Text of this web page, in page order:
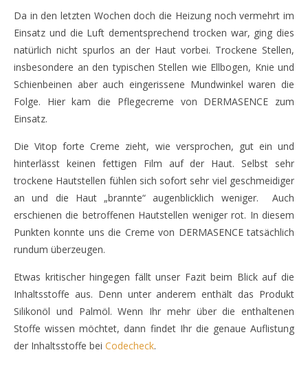
Da in den letzten Wochen doch die Heizung noch vermehrt im
Einsatz und die Luft dementsprechend trocken war, ging dies
natürlich nicht spurlos an der Haut vorbei. Trockene Stellen,
insbesondere an den typischen Stellen wie Ellbogen, Knie und
Schienbeinen aber auch eingerissene Mundwinkel waren die
Folge. Hier kam die Pflegecreme von DERMASENCE zum
Einsatz.
Die Vitop forte Creme zieht, wie versprochen, gut ein und
hinterlässt keinen fettigen Film auf der Haut. Selbst sehr
trockene Hautstellen fühlen sich sofort sehr viel geschmeidiger
an und die Haut „brannte“ augenblicklich weniger. Auch
erschienen die betroffenen Hautstellen weniger rot. In diesem
Punkten konnte uns die Creme von DERMASENCE tatsächlich
rundum überzeugen.
Etwas kritischer hingegen fällt unser Fazit beim Blick auf die
Inhaltsstoffe aus. Denn unter anderem enthält das Produkt
Silikonöl und Palmöl. Wenn Ihr mehr über die enthaltenen
Stoffe wissen möchtet, dann findet Ihr die genaue Auflistung
der Inhaltsstoffe bei Codecheck.